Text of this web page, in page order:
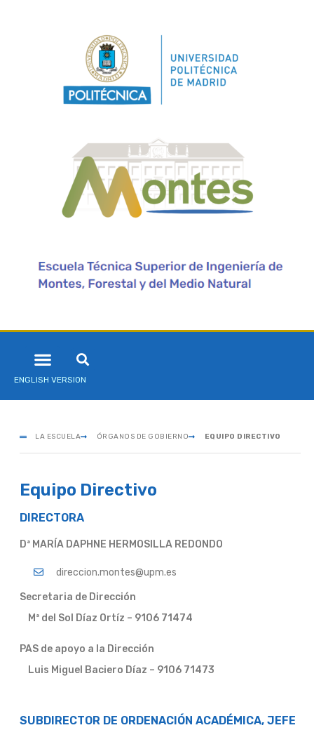
ENGLISH VERSION
LA ESCUELA ÓRGANOS DE GOBIERNO EQUIPO DIRECTIVO
Equipo Directivo
DIRECTORA
Dª MARÍA DAPHNE HERMOSILLA REDONDO
direccion.montes@upm.es
Secretaria de Dirección
Mª del Sol Díaz Ortíz – 9106 71474
PAS de apoyo a la Dirección
Luis Miguel Baciero Díaz – 9106 71473
SUBDIRECTOR DE ORDENACIÓN ACADÉMICA, JEFE